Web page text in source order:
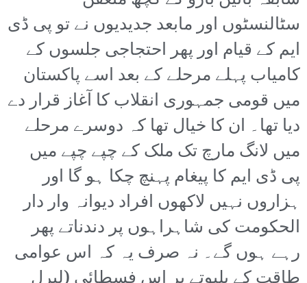
سٹالنسٹوں اور مابعد جدیدیوں نے تو پی ڈی
ایم کے قیام اور پھر احتجاجی جلسوں کے
کامیاب پہلے مرحلے کے بعد اسے پاکستان
میں قومی جمہوری انقلاب کا آغاز قرار دے
دیا تھا۔ ان کا خیال تھا کہ دوسرے مرحلے
میں لانگ مارچ تک ملک کے چپے چپے میں
پی ڈی ایم کا پیغام پہنچ چکا ہو گا اور
ہزاروں نہیں لاکھوں افراد دیوانہ وار دار
الحکومت کی شاہراہوں پر دندناتے پھر
رہے ہوں گے۔ نہ صرف یہ کہ اس عوامی